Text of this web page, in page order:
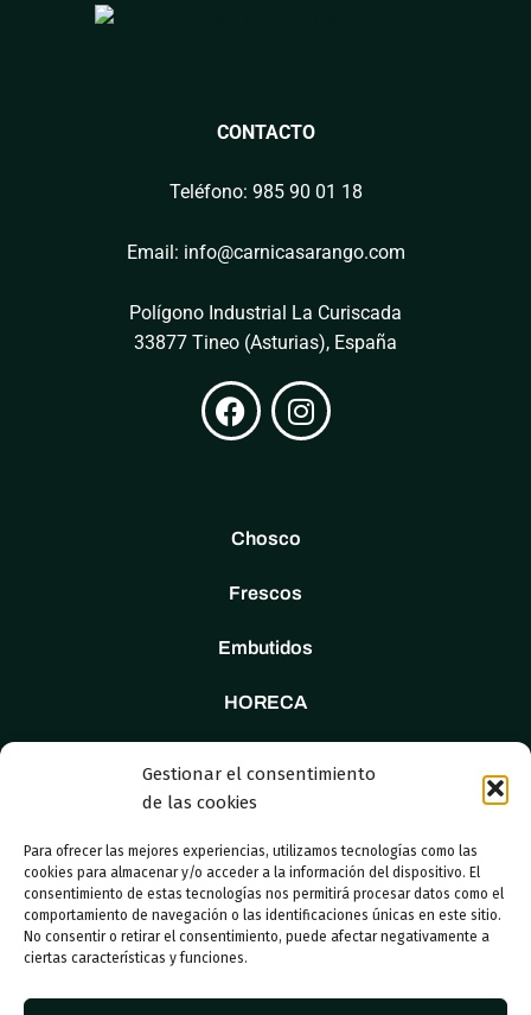
Gestionar el consentimiento
de las cookies
Para ofrecer las mejores experiencias, utilizamos tecnologías como las
cookies para almacenar y/o acceder a la información del dispositivo. El
consentimiento de estas tecnologías nos permitirá procesar datos como el
comportamiento de navegación o las identificaciones únicas en este sitio.
No consentir o retirar el consentimiento, puede afectar negativamente a
ciertas características y funciones.
CONTACTO
Teléfono: 985 90 01 18
Email: info@carnicasarango.com
Polígono Industrial La Curiscada
33877 Tineo (Asturias), España
Chosco
Frescos
Embutidos
HORECA
Nosotros
Contacto
© 2023 Adboosters